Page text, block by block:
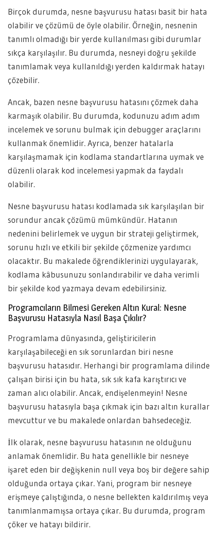
Birçok durumda, nesne başvurusu hatası basit bir hata
olabilir ve çözümü de öyle olabilir. Örneğin, nesnenin
tanımlı olmadığı bir yerde kullanılması gibi durumlar
sıkça karşılaşılır. Bu durumda, nesneyi doğru şekilde
tanımlamak veya kullanıldığı yerden kaldırmak hatayı
çözebilir.
Ancak, bazen nesne başvurusu hatasını çözmek daha
karmaşık olabilir. Bu durumda, kodunuzu adım adım
incelemek ve sorunu bulmak için debugger araçlarını
kullanmak önemlidir. Ayrıca, benzer hatalarla
karşılaşmamak için kodlama standartlarına uymak ve
düzenli olarak kod incelemesi yapmak da faydalı
olabilir.
Nesne başvurusu hatası kodlamada sık karşılaşılan bir
sorundur ancak çözümü mümkündür. Hatanın
nedenini belirlemek ve uygun bir strateji geliştirmek,
sorunu hızlı ve etkili bir şekilde çözmenize yardımcı
olacaktır. Bu makalede öğrendiklerinizi uygulayarak,
kodlama kâbusunuzu sonlandırabilir ve daha verimli
bir şekilde kod yazmaya devam edebilirsiniz.
Programcıların Bilmesi Gereken Altın Kural: Nesne
Başvurusu Hatasıyla Nasıl Başa Çıkılır?
Programlama dünyasında, geliştiricilerin
karşılaşabileceği en sık sorunlardan biri nesne
başvurusu hatasıdır. Herhangi bir programlama dilinde
çalışan birisi için bu hata, sık sık kafa karıştırıcı ve
zaman alıcı olabilir. Ancak, endişelenmeyin! Nesne
başvurusu hatasıyla başa çıkmak için bazı altın kurallar
mevcuttur ve bu makalede onlardan bahsedeceğiz.
İlk olarak, nesne başvurusu hatasının ne olduğunu
anlamak önemlidir. Bu hata genellikle bir nesneye
işaret eden bir değişkenin null veya boş bir değere sahip
olduğunda ortaya çıkar. Yani, program bir nesneye
erişmeye çalıştığında, o nesne bellekten kaldırılmış veya
tanımlanmamışsa ortaya çıkar. Bu durumda, program
çöker ve hatayı bildirir.